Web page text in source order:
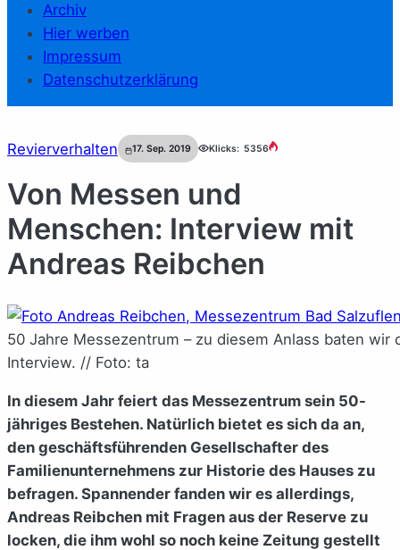
Archiv
Hier werben
Impressum
Datenschutzerklärung
Revierverhalten 17. Sep. 2019 Klicks: 5356
Von Messen und
Menschen: Interview mit
Andreas Reibchen
50 Jahre Messezentrum – zu diesem Anlass baten
Interview. // Foto: ta
In diesem Jahr feiert das Messezentrum sein 50-
jähriges Bestehen. Natürlich bietet es sich da an,
den geschäftsführenden Gesellschafter des
Familienunternehmens zur Historie des Hauses zu
befragen. Spannender fanden wir es allerdings,
Andreas Reibchen mit Fragen aus der Reserve zu
locken, die ihm wohl so noch keine Zeitung gestellt